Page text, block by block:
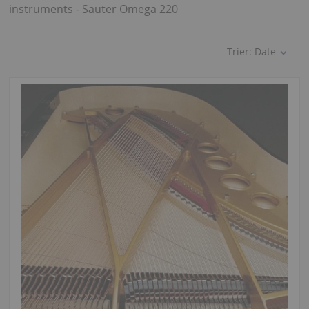
instruments - Sauter Omega 220
Trier: Date